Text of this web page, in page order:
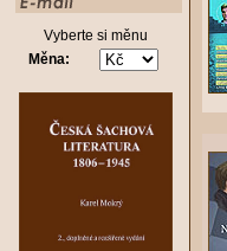
Vyberte si měnu
Měna: